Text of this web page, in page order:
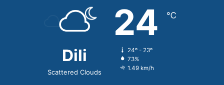
Dili
Scattered Clouds
24 ℃
24º - 23º
73%
1.49 km/h